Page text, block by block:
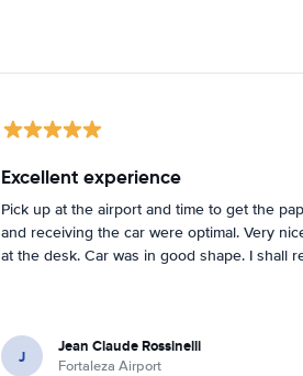
Excellent experience
Pick up at the airport and time to get the
and receiving the car were optimal. Very
at the desk. Car was in good shape. I shall
J Jean Claude Rossinelli
Fortaleza Airport